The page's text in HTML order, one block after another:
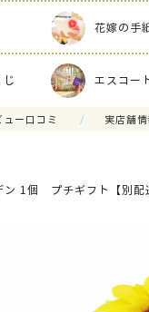
花嫁の手
じ エスコー
ュー口コミ 実店舗情
ン 1個 プチギフト【別配